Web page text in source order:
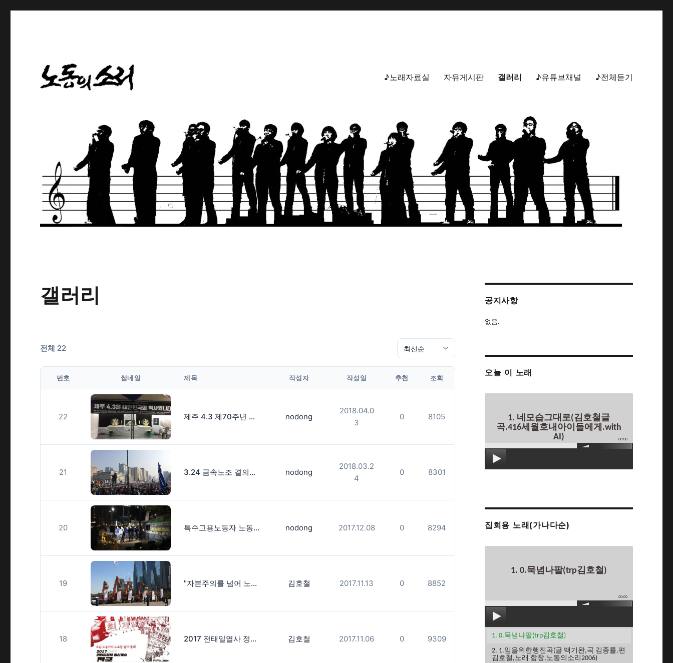
♪노래자료실 자유게시판 갤러리 ♪유튜브채널 ♪전체듣기
갤러리
전체 22
번호 썸네일 제목 작성자 작성일 추천 조회
22 제주 4.3 제70주년 동해지역기념문화제 nodong
2018.04.0
3
0 8105
21 3.24 금속노조 결의대회 nodong
2018.03.2
4
0 8301
20 특수고용노동자 노동기본권쟁취 문화제 nodong 2017.12.08 0 8294
19 "자본주의를 넘어 노동해방으로" 전태일노동자대회 전야제 한마당 김호철 2017.11.13 0 8852
18 2017 전태일열사 정신계승 전국노동자대회, 한마당 연습중.. 김호철 2017.11.06 0 9309
공지사항
없음.
오늘 이 노래
1. 네모습그대로(김호철글
곡.416세월호내아이들에게.with
AI)
00:00
집회용 노래(가나다순)
1. 0.묵념나팔(trp김호철)
00:00
1. 0.묵념나팔(trp김호철)
2. 1.임을위한행진곡(글 백기완,곡 김종률,편
김호철,노래 합창,노동의소리2006)